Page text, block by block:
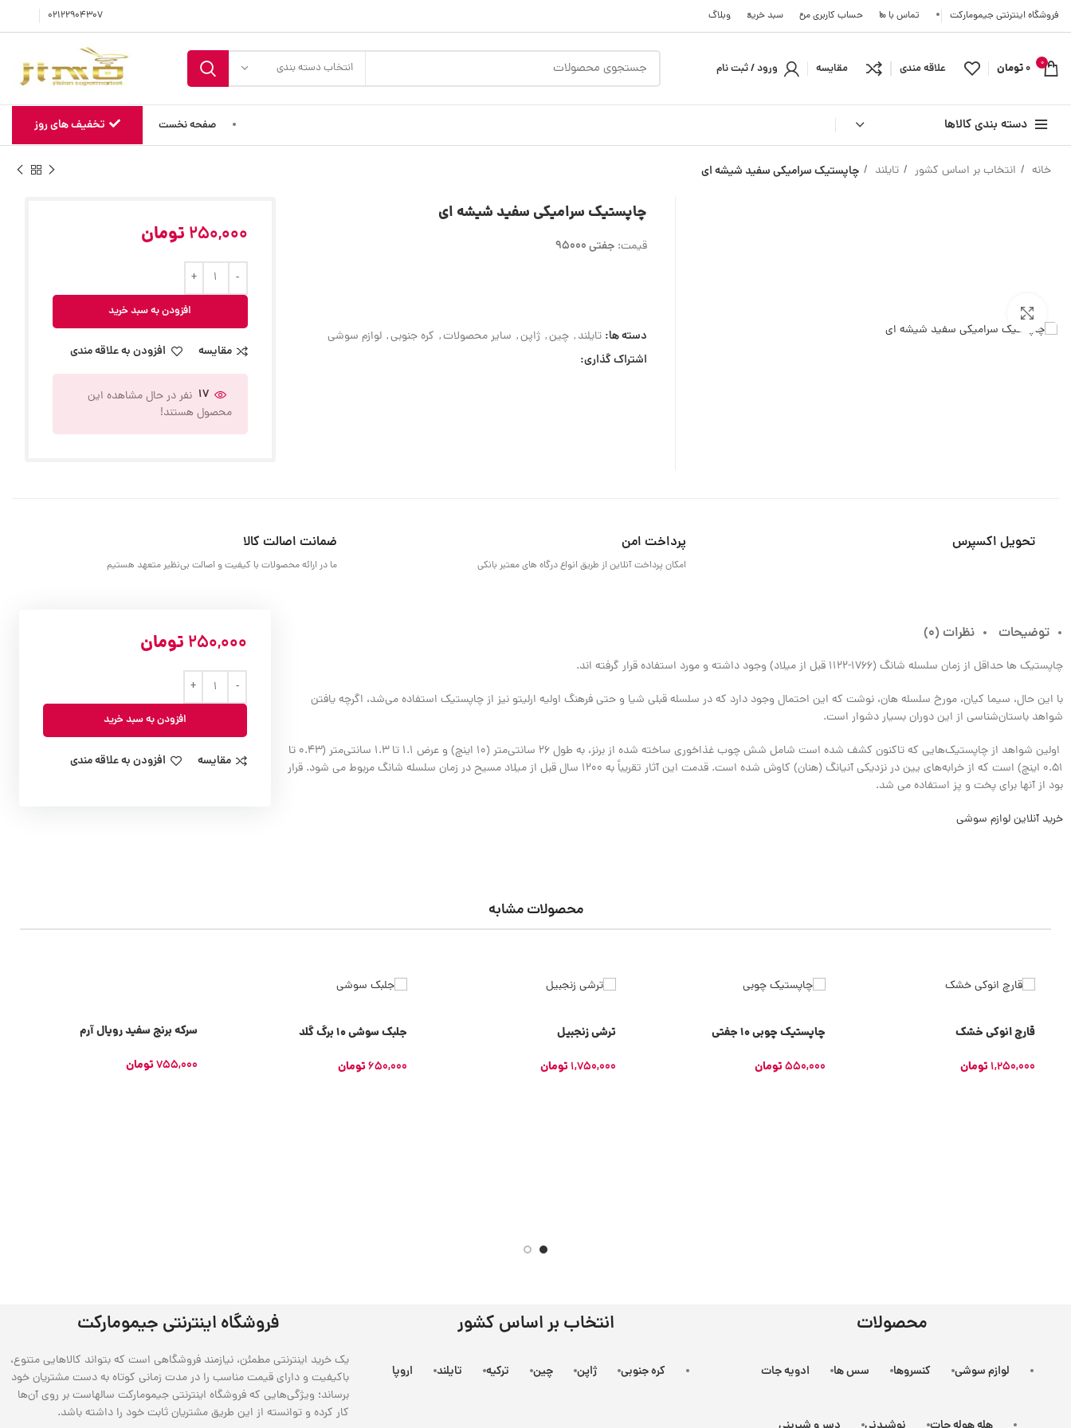
فروشگاه اینترنتی جیمومارکت تماس با ما حساب کاربری من سبد خرید وبلاگ 02122904307
0
0تومان علاقه مندی مقایسه ورود / ثبت نام انتخاب دسته بندی
دسته بندی کالاها
آسیای شرقی
صفحه نخست تخفیف های روز
خانه انتخاب بر اساس کشور تایلند چاپستیک سرامیکی سفید شیشه ای
چاپستیک سرامیکی سفید شیشه ای
قیمت:جفتی 95000
دسته ها: تایلند, چین, ژاپن, سایر محصولات, کره جنوبی, لوازم سوشی
اشتراک گذاری:
250,000 تومان
افزودن به سبد خرید
مقایسه افزودن به علاقه مندی
17 نفر در حال مشاهده این
محصول هستند!
تحویل اکسپرس پرداخت امن
امکان پرداخت آنلاین از طریق انواع درگاه های معتبر بانکی
ضمانت اصالت کالا
ما در ارائه محصولات با کیفیت و اصالت بی‌نظیر متعهد هستیم
توضیحات نظرات (0)
چاپستیک ها حداقل از زمان سلسله شانگ (1766-1122 قبل از میلاد) وجود داشته و مورد استفاده قرار گرفته اند.
با این حال، سیما کیان، مورخ سلسله هان، نوشت که این احتمال وجود دارد که در سلسله قبلی شیا و حتی فرهنگ اولیه ارلیتو نیز از چاپستیک استفاده می‌شد، اگرچه یافتن
شواهد باستان‌شناسی از این دوران بسیار دشوار است.
اولین شواهد از چاپستیک‌هایی که تاکنون کشف شده است شامل شش چوب غذاخوری ساخته شده از برنز، به طول 26 سانتی‌متر (10 اینچ) و عرض 1.1 تا 1.3 سانتی‌متر (0.43 تا
0.51 اینچ) است که از خرابه‌های یین در نزدیکی آنیانگ (هنان) کاوش شده است. قدمت این آثار تقریباً به 1200 سال قبل از میلاد مسیح در زمان سلسله شانگ مربوط می شود. قرار
بود از آنها برای پخت و پز استفاده می شد.
خرید آنلاین لوازم سوشی
250,000 تومان
افزودن به سبد خرید
مقایسه افزودن به علاقه مندی
محصولات مشابه
قارچ انوکی خشک
1,250,000تومان
چاپستیک چوبی 10 جفتی
550,000تومان
ترشی زنجبیل
1,750,000تومان
جلبک سوشی 10 برگ گلد
650,000تومان
سرکه برنج سفید رویال آرم
755,000تومان
محصولات
لوازم سوشی کنسروها سس ها ادویه جات
انتخاب بر اساس کشور
کره جنوبی ژاپن چین ترکیه تایلند اروپا
فروشگاه اینترنتی جیمومارکت
یک خرید اینترنتی مطمئن، نیازمند فروشگاهی است که بتواند کالاهایی متنوع،
باکیفیت و دارای قیمت مناسب را در مدت زمانی کوتاه به دست مشتریان خود
برساند؛ ویژگی‌هایی که فروشگاه اینترنتی جیمومارکت سالهاست بر روی آن‌ها
کار کرده و توانسته از این طریق مشتریان ثابت خود را داشته باشد.